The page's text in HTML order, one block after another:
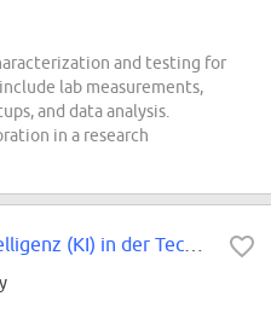
and testing for
lab measurements,
and data analysis.
in a research